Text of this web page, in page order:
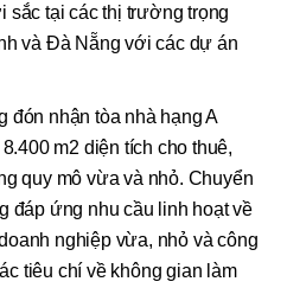
sắc tại các thị trường trọng
và Đà Nẵng với các dự án
đón nhận tòa nhà hạng A
m2 diện tích cho thuê,
quy mô vừa và nhỏ. Chuyển
đáp ứng nhu cầu linh hoạt về
nghiệp vừa, nhỏ và công
tiêu chí về không gian làm